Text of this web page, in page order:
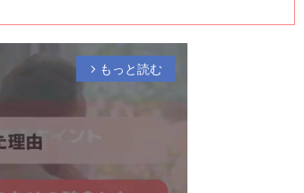
arrow_forward_ios もっと読む